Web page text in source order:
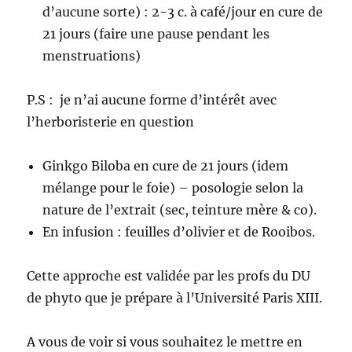
d’aucune sorte) : 2-3 c. à café/jour en cure de
21 jours (faire une pause pendant les
menstruations)
P.S : je n’ai aucune forme d’intérêt avec
l’herboristerie en question
Ginkgo Biloba en cure de 21 jours (idem
mélange pour le foie) – posologie selon la
nature de l’extrait (sec, teinture mère & co).
En infusion : feuilles d’olivier et de Rooibos.
Cette approche est validée par les profs du DU
de phyto que je prépare à l’Université Paris XIII.
A vous de voir si vous souhaitez le mettre en